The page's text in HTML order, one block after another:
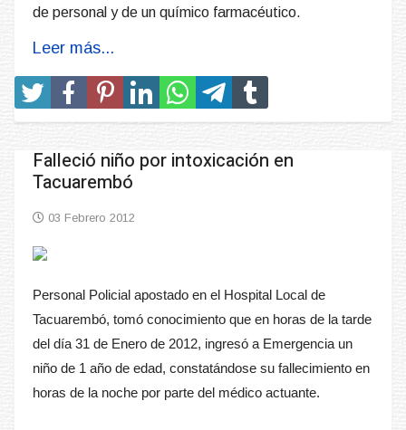
de personal y de un químico farmacéutico.
Leer más...
Falleció niño por intoxicación en
Tacuarembó
03 Febrero 2012
Personal Policial apostado en el Hospital Local de
Tacuarembó, tomó conocimiento que en horas de la tarde
del día 31 de Enero de 2012, ingresó a Emergencia un
niño de 1 año de edad, constatándose su fallecimiento en
horas de la noche por parte del médico actuante.